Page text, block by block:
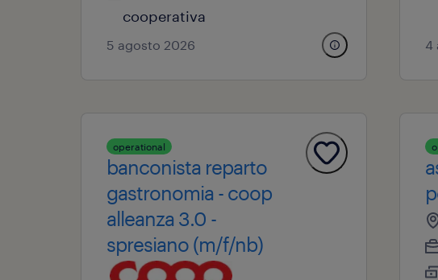
cooperativa
5 agosto 2026 4
operational
banconista reparto
gastronomia - coop
alleanza 3.0 -
spresiano (m/f/nb)